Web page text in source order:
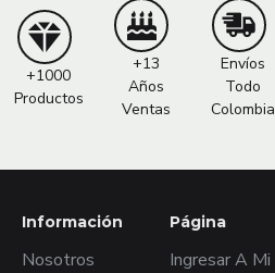
+1000
Productos
+13
Años
Ventas
Envíos
Todo
Colombia
Información
Nosotros
Página
Ingresar A Mi